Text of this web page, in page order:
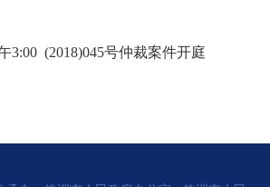
3:00 (2018)045号仲裁案件开庭